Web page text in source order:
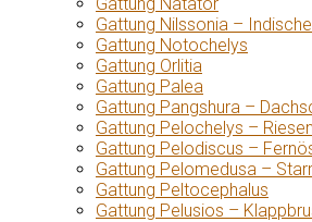
Gattung Nilssonia –
Gattung Notochelys
Gattung Orlitia
Gattung Palea
Gattung Pangshura –
Gattung Pelochelys –
Gattung Pelodiscus –
Gattung Pelomedusa –
Gattung Peltocephalus
Gattung Pelusios –